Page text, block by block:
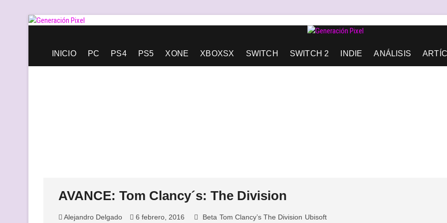
Saltar
Generación Pixel
INICIO PC PS4 PS5 XONE XBOXSX SWITCH SWITCH 2 INDIE ANÁLISIS
AVANCE: Tom Clancy´s: The Division
Alejandro Delgado 6 febrero, 2016 Beta Tom Clancy’s The Division Ubisoft